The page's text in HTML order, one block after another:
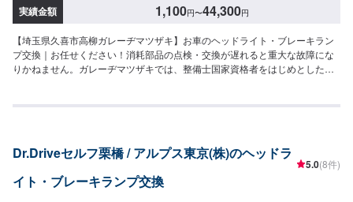
実績金額 1,100円〜44,300円
【埼玉県久喜市高柳ガレーヂマツザキ】お車のヘッドライト・ブレーキラン
プ交換｜お任せください！消耗部品の点検・交換が遅れると重大な故障にな
りかねません。ガレーヂマツザキでは、整備士国家資格者をはじめとした専
作業を行う為、労働安全衛生法に定められている教育を受けた整備士が整備
見積り【3】お持ち込み・引き取り【4】正式なお見積り【5】作業開始【6】
納車時のお支払い<代車について>ガレーヂマツザキでは、鈑金・塗装・修理
等で愛車をお預かりしている間、代車をお貸し致します。台数も豊富な20台
Dr.Driveセルフ栗橋 / アルプス東京(株)のヘッドラ
イト・ブレーキランプ交換
5.0(8件)